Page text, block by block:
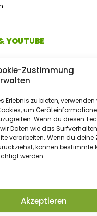
Zustimmung
Erlebnis zu bieten, verwenden
um
Wenn du diesen
Daten wie das
verarbeiten. Wenn du
können bestimmte
werden.
Akzeptieren
YOUTUBE